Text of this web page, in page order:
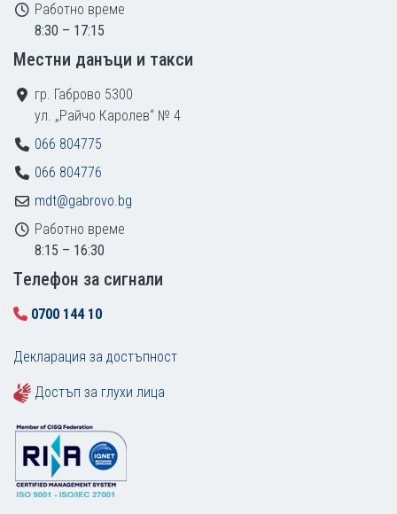
Работно време
8:30 – 17:15
Местни данъци и такси
гр. Габрово 5300
ул. „Райчо Каролев“ № 4
066 804775
066 804776
mdt@gabrovo.bg
Работно време
8:15 – 16:30
Tелефон за сигнали
0700 144 10
Декларация за достъпност
Достъп за глухи лица